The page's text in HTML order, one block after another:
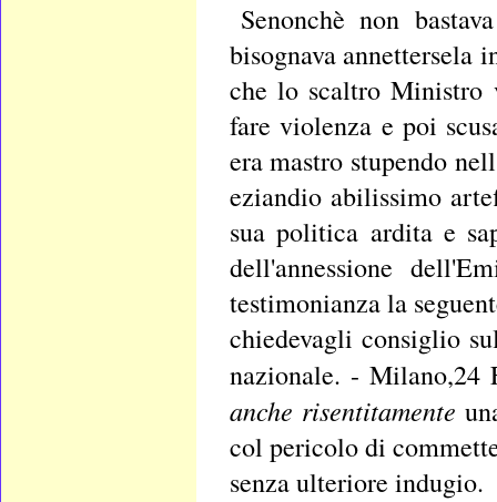
Senonchè non
bisognava
che lo scaltro
fare violenza e poi
era mastro stupendo
eziandio abilissimo
sua politica ardita e
dell'annessione
testimonianza la
chiedevagli consiglio
nazionale. -
anche risentitamente
col pericolo di
senza ulteriore indugio.